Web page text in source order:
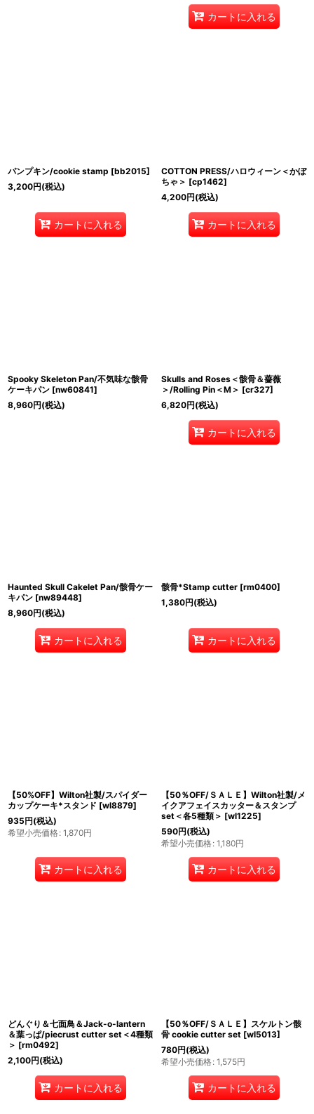
カートに入れる
パンプキン/cookie stamp [bb2015]
3,200円(税込)
カートに入れる
COTTON PRESS/ハロウィーン＜かぼ
ちゃ＞ [cp1462]
4,200円(税込)
カートに入れる
Spooky Skeleton Pan/不気味な骸骨
ケーキパン [nw60841]
8,960円(税込)
Skulls and Roses＜骸骨＆薔薇
＞/Rolling Pin＜M＞ [cr327]
6,820円(税込)
カートに入れる
Haunted Skull Cakelet Pan/骸骨ケー
キパン [nw89448]
8,960円(税込)
カートに入れる
骸骨*Stamp cutter [rm0400]
1,380円(税込)
カートに入れる
【50%OFF】Wilton社製/スパイダー
カップケーキ*スタンド [wl8879]
935円(税込)
希望小売価格: 1,870円
カートに入れる
【50％OFF/ＳＡＬＥ】Wilton社製/メ
イクアフェイスカッター＆スタンプ
set＜各5種類＞ [wl1225]
590円(税込)
希望小売価格: 1,180円
カートに入れる
どんぐり＆七面鳥＆Jack-o-lantern
＆葉っぱ/piecrust cutter set＜4種類
＞ [rm0492]
2,100円(税込)
カートに入れる
【50％OFF/ＳＡＬＥ】スケルトン骸
骨 cookie cutter set [wl5013]
780円(税込)
希望小売価格: 1,575円
カートに入れる